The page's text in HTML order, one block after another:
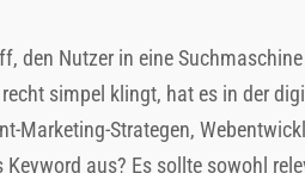
den Nutzer in eine
simpel klingt, hat es in der
Marketing-Strategen,
aus? Es sollte sowohl